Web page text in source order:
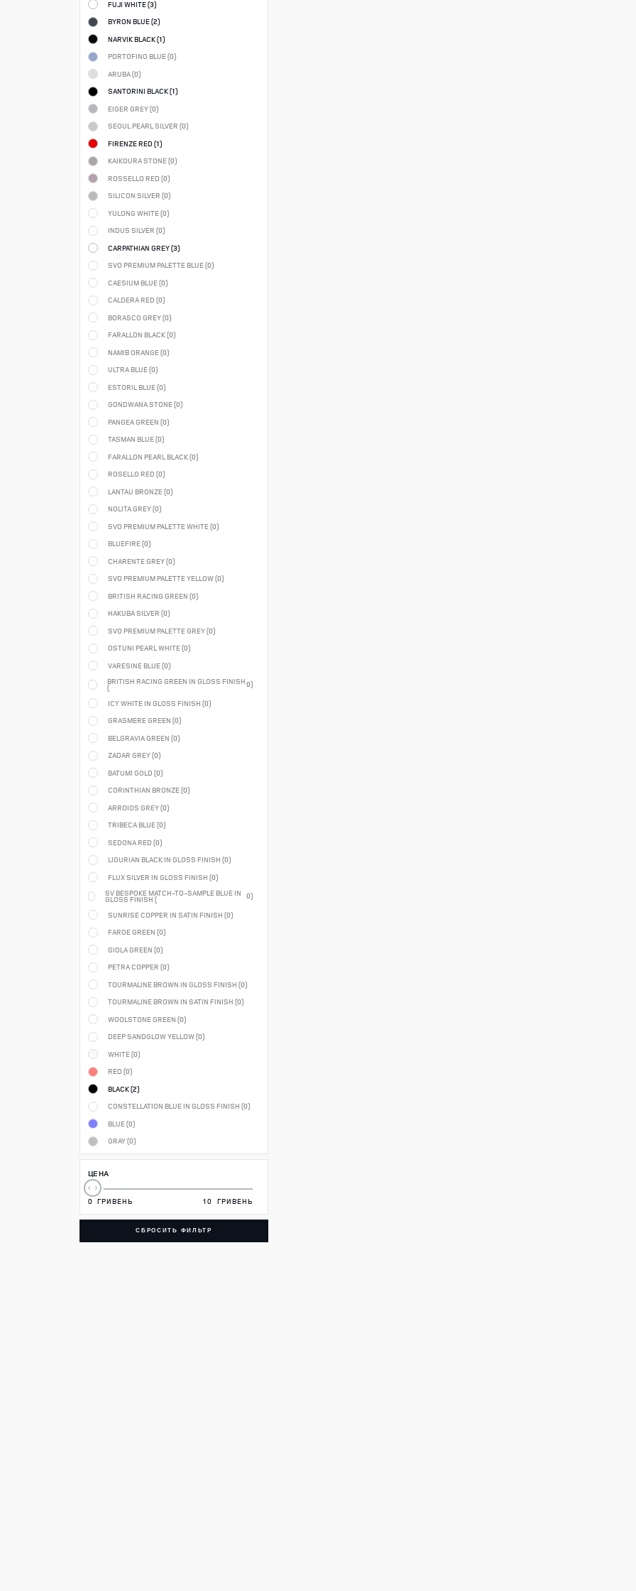
FUJI WHITE (3)
BYRON BLUE (2)
NARVIK BLACK (1)
PORTOFINO BLUE (0)
ARUBA (0)
SANTORINI BLACK (1)
EIGER GREY (0)
SEOUL PEARL SILVER (0)
FIRENZE RED (1)
KAIKOURA STONE (0)
ROSSELLO RED (0)
SILICON SILVER (0)
YULONG WHITE (0)
INDUS SILVER (0)
CARPATHIAN GREY (3)
SVO PREMIUM PALETTE BLUE (0)
CAESIUM BLUE (0)
CALDERA RED (0)
BORASCO GREY (0)
FARALLON BLACK (0)
NAMIB ORANGE (0)
ULTRA BLUE (0)
ESTORIL BLUE (0)
GONDWANA STONE (0)
PANGEA GREEN (0)
TASMAN BLUE (0)
FARALLON PEARL BLACK (0)
ROSELLO RED (0)
LANTAU BRONZE (0)
NOLITA GREY (0)
SVO PREMIUM PALETTE WHITE (0)
BLUEFIRE (0)
CHARENTE GREY (0)
SVO PREMIUM PALETTE YELLOW (0)
BRITISH RACING GREEN (0)
HAKUBA SILVER (0)
SVO PREMIUM PALETTE GREY (0)
OSTUNI PEARL WHITE (0)
VARESINE BLUE (0)
BRITISH RACING GREEN IN GLOSS FINISH
( 0)
ICY WHITE IN GLOSS FINISH (0)
GRASMERE GREEN (0)
BELGRAVIA GREEN (0)
ZADAR GREY (0)
BATUMI GOLD (0)
CORINTHIAN BRONZE (0)
ARROIOS GREY (0)
TRIBECA BLUE (0)
SEDONA RED (0)
LIGURIAN BLACK IN GLOSS FINISH (0)
FLUX SILVER IN GLOSS FINISH (0)
SV BESPOKE MATCH-TO-SAMPLE BLUE IN
GLOSS FINISH ( 0)
SUNRISE COPPER IN SATIN FINISH (0)
FAROE GREEN (0)
GIOLA GREEN (0)
PETRA COPPER (0)
TOURMALINE BROWN IN GLOSS FINISH (0)
TOURMALINE BROWN IN SATIN FINISH (0)
WOOLSTONE GREEN (0)
DEEP SANDGLOW YELLOW (0)
WHITE (0)
RED (0)
BLACK (2)
CONSTELLATION BLUE IN GLOSS FINISH (0)
BLUE (0)
GRAY (0)
ЦЕНА
0 ГРИВЕНЬ 10 ГРИВЕНЬ
СБРОСИТЬ ФИЛЬТР